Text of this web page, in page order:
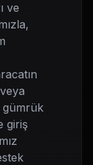
ve
gümrük
giriş